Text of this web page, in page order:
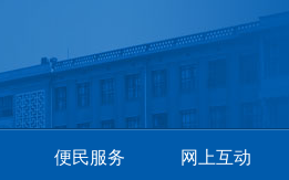
便民服务 网上互动